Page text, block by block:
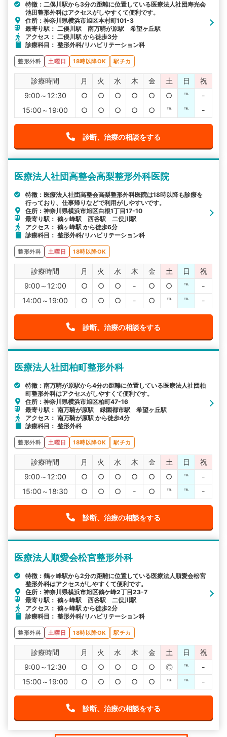
特徴：二俣川駅から3分の距離に位置している医療法人社団寿光会
池田整形外科はアクセスがしやすくて便利です。
住所：神奈川県横浜市旭区本村町101-3
最寄り駅： 二俣川駅 南万騎が原駅 希望ヶ丘駅
アクセス： 二俣川駅 から徒歩3分
診療科目： 整形外科/リハビリテーション科
整形外科 土曜日 18時以降OK 駅チカ
診療時間 月 火 水 木 金 土 日
祝
9:00～12:30
○ ○ ○ ○ ○ ○ ℡
-
15:00～19:00
○ ○ ○ ○ ○ ℡ ℡ -
診断、治療の相談をする
医療法人社団高整会高梨整形外科医院
特徴：医療法人社団高整会高梨整形外科医院は18時以降も診療を
行っており、仕事帰りなどで利用がしやすいです。
住所：神奈川県横浜市旭区白根1丁目17-10
最寄り駅： 鶴ヶ峰駅 西谷駅 二俣川駅
アクセス： 鶴ヶ峰駅 から徒歩6分
診療科目： 整形外科/リハビリテーション科
整形外科 土曜日 18時以降OK
診療時間 月 火 水 木 金 土 日
祝
9:00～12:00
○ ○ ○ - ○ ○ ℡
-
14:00～19:00
○ ○ ○ - ○ ℡ ℡ -
診断、治療の相談をする
医療法人社団柏町整形外科
特徴：南万騎が原駅から4分の距離に位置している医療法人社団柏
町整形外科はアクセスがしやすくて便利です。
住所：神奈川県横浜市旭区柏町47-16
最寄り駅： 南万騎が原駅 緑園都市駅 希望ヶ丘駅
アクセス： 南万騎が原駅 から徒歩4分
診療科目： 整形外科
整形外科 土曜日 18時以降OK 駅チカ
診療時間 月 火 水 木 金 土 日
祝
9:00～12:00
○ ○ ○ ○ ○ ○ ℡
-
15:00～18:30
○ ○ ○ - ○ ℡ ℡ -
診断、治療の相談をする
医療法人順愛会松宮整形外科
特徴：鶴ヶ峰駅から2分の距離に位置している医療法人順愛会松宮
整形外科はアクセスがしやすくて便利です。
住所：神奈川県横浜市旭区鶴ケ峰2丁目23-7
最寄り駅： 鶴ヶ峰駅 西谷駅 二俣川駅
アクセス： 鶴ヶ峰駅 から徒歩2分
診療科目： 整形外科/リハビリテーション科
整形外科 土曜日 18時以降OK 駅チカ
診療時間 月 火 水 木 金 土 日
祝
9:00～12:30
○ ○ ○ ○ ○ ◎ ℡
-
15:00～19:00
○ ○ ○ ○ ○ ℡ ℡ -
診断、治療の相談をする